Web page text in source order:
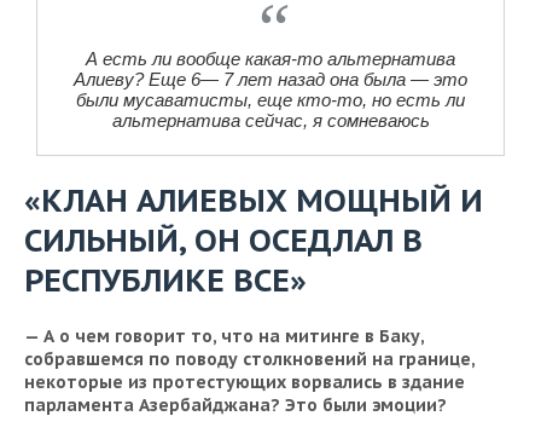
А есть ли вообще какая-то альтернатива
Алиеву? Еще 6— 7 лет назад она была — это
были мусаватисты, еще кто-то, но есть ли
альтернатива сейчас, я сомневаюсь
«КЛАН АЛИЕВЫХ МОЩНЫЙ И
СИЛЬНЫЙ, ОН ОСЕДЛАЛ В
РЕСПУБЛИКЕ ВСЕ»
— А о чем говорит то, что на митинге в Баку,
собравшемся по поводу столкновений на границе,
некоторые из протестующих ворвались в здание
парламента Азербайджана? Это были эмоции?